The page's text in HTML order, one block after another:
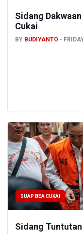
Sidang
Cukai
BY BUDIYANTO
SUAP BEA CUKAI
Sidang Tuntutan